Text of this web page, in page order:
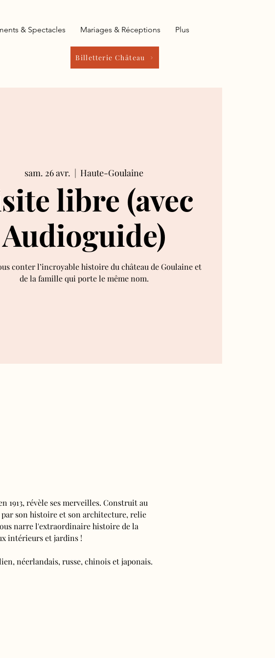
Billetterie Château
& Spectacles Mariages & Réceptions Plus
sam. 26 avr.
  |
Haute-Goulaine
libre (avec
Audioguide)
conter l’incroyable histoire du château de Goulaine et
de la famille qui porte le même nom.
révèle ses merveilles. Construit au
son histoire et son architecture, relie
narre l'extraordinaire histoire de la
intérieurs et jardins !
néerlandais, russe, chinois et japonais.